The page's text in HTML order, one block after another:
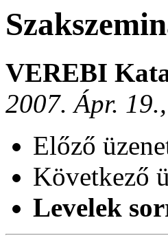
VEREBI
2007. Ápr.
Előző
Következő
Levelek